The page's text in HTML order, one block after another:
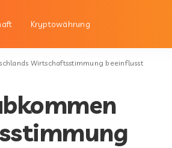
Kryptowährung
Wirtschaftsstimmung beeinflusst